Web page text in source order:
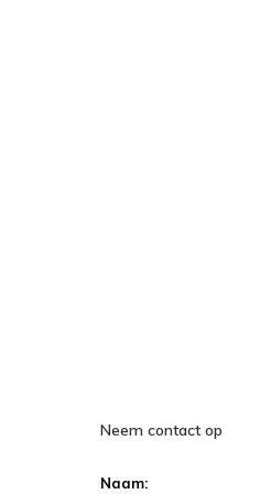
Neem contact op
Naam: